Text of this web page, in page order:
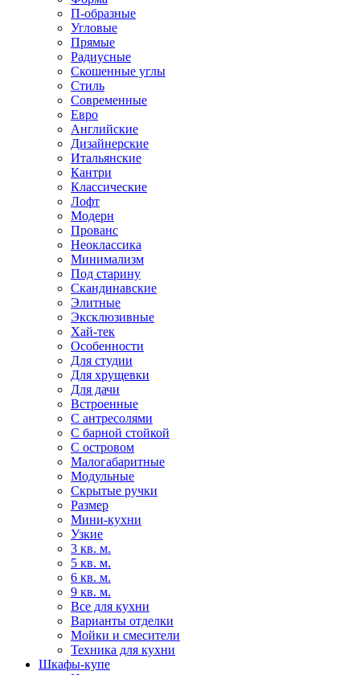
П-образные
Угловые
Прямые
Радиусные
Скошенные углы
Стиль
Современные
Евро
Английские
Дизайнерские
Итальянские
Кантри
Классические
Лофт
Модерн
Прованс
Неоклассика
Минимализм
Под старину
Скандинавские
Элитные
Эксклюзивные
Хай-тек
Особенности
Для студии
Для хрущевки
Для дачи
Встроенные
С антресолями
С барной стойкой
С островом
Малогабаритные
Модульные
Скрытые ручки
Размер
Мини-кухни
Узкие
3 кв. м.
5 кв. м.
6 кв. м.
9 кв. м.
Все для кухни
Варианты отделки
Мойки и смесители
Техника для кухни
Шкафы-купе